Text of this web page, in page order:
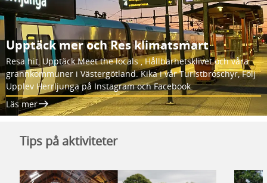
Upptäck mer och Res klimatsmart
Resa hit, Upptäck Meet the locals , Hållbarhetsklivet och våra
grannkommuner i Västergötland. Kika i vår Turistbroschyr, Följ
Upplev Herrljunga på Instagram och Facebook.
Läs mer
Tips på aktiviteter